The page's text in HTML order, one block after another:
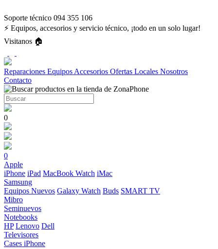
Soporte técnico 094 355 106
⚡ Equipos, accesorios y servicio técnico, ¡todo en un solo lugar!
Visitanos 🏠
Reparaciones Equipos Accesorios Ofertas Locales Nosotros
Contacto
0
0
Apple
iPhone iPad MacBook Watch iMac
Samsung
Equipos Nuevos Galaxy Watch Buds SMART TV
Mibro
Seminuevos
Notebooks
HP Lenovo Dell
Televisores
Cases iPhone